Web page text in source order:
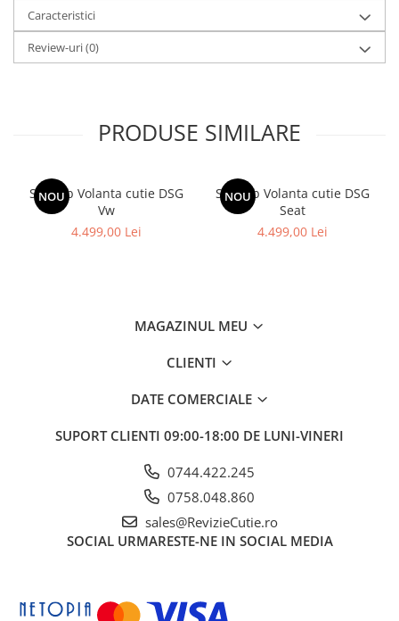
Caracteristici
Review-uri(0)
PRODUSE SIMILARE
NOU
Schimb Volanta cutie DSG
Vw
4.499,00 Lei
NOU
Schimb Volanta cutie DSG
Seat
4.499,00 Lei
MAGAZINUL MEU
CLIENTI
DATE COMERCIALE
SUPORT CLIENTI 09:00-18:00 DE LUNI-VINERI
0744.422.245
0758.048.860
sales@RevizieCutie.ro
SOCIAL URMARESTE-NE IN SOCIAL MEDIA